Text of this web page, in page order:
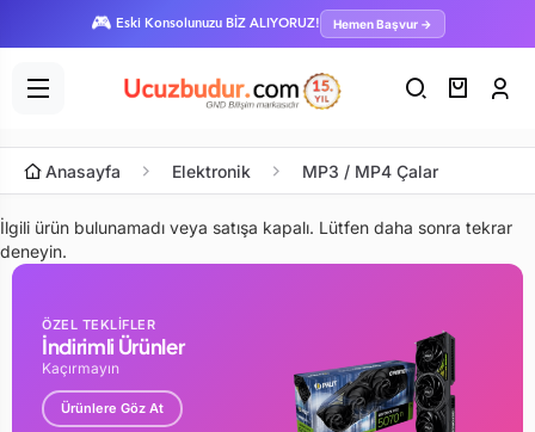
🎮 Eski Konsolunuzu BİZ ALIYORUZ! Hemen Başvur →
Anasayfa Elektronik MP3 / MP4 Çalar
İlgili ürün bulunamadı veya satışa kapalı. Lütfen daha sonra tekrar
deneyin.
ÖZEL TEKLİFLER
İndirimli Ürünler
Kaçırmayın
Ürünlere Göz At